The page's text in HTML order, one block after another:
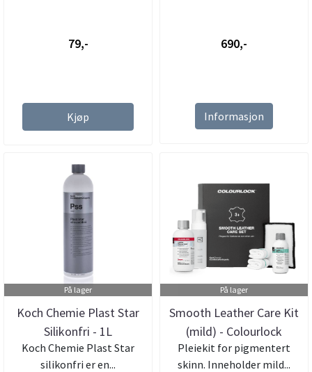
79,-
Kjøp
690,-
Informasjon
På lager
Koch Chemie Plast Star
Silikonfri - 1L
Koch Chemie Plast Star
silikonfri er en...
På lager
Smooth Leather Care Kit
(mild) - Colourlock
Pleiekit for pigmentert
skinn. Inneholder mild...